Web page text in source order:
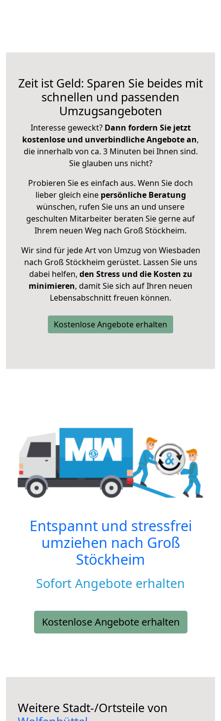
Zeit ist Geld: Sparen Sie beides mit
schnellen und passenden
Umzugsangeboten
Interesse geweckt? Dann fordern Sie jetzt
kostenlose und unverbindliche Angebote an,
die innerhalb von ca. 3 Minuten bei Ihnen sind.
Sie glauben uns nicht?
Probieren Sie es einfach aus. Wenn Sie doch
lieber gleich eine persönliche Beratung
wünschen, rufen Sie uns an und unsere
geschulten Mitarbeiter beraten Sie gerne auf
Ihrem neuen Weg nach Groß Stöckheim.
Wir sind für jede Art von Umzug von Wiesbaden
nach Groß Stöckheim gerüstet. Lassen Sie uns
dabei helfen, den Stress und die Kosten zu
minimieren, damit Sie sich auf Ihren neuen
Lebensabschnitt freuen können.
Kostenlose Angebote erhalten
Entspannt und stressfrei
umziehen nach Groß
Stöckheim
Sofort Angebote erhalten
Kostenlose Angebote erhalten
Weitere Stadt-/Ortsteile von